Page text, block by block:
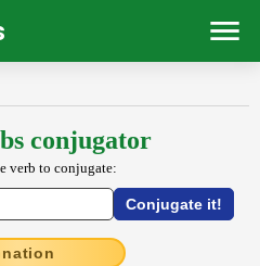
conjugator
verb to conjugate: